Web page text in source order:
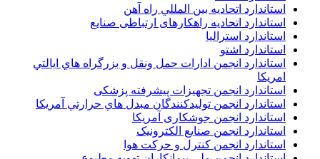
استاندارد اتحاديه بين المللي راه آهن
استاندارد اتحادیه راهکارهای ارتباطی صنایع
استاندارد استرالیا
استاندارد اشتو
استاندارد انجمن ادارات حمل ونقل و بزرگراه هاي ايالتي
امريکا
استاندارد انجمن تجهیزات پیشرفته پزشکی
استاندارد انجمن توليدکنندگان مبدل هاي حرارتي آمريکا
استاندارد انجمن جوشکاری آمریکا
استاندارد انجمن صنايع الکترونيک
استاندارد انجمن کنترل و حرکت هوا